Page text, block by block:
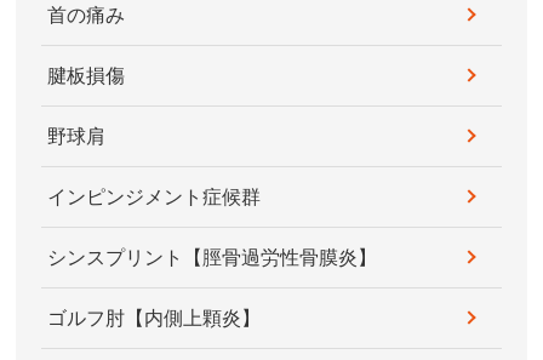
首の痛み
腱板損傷
野球肩
インピンジメント症候群
シンスプリント【脛骨過労性骨膜炎】
ゴルフ肘【内側上顆炎】